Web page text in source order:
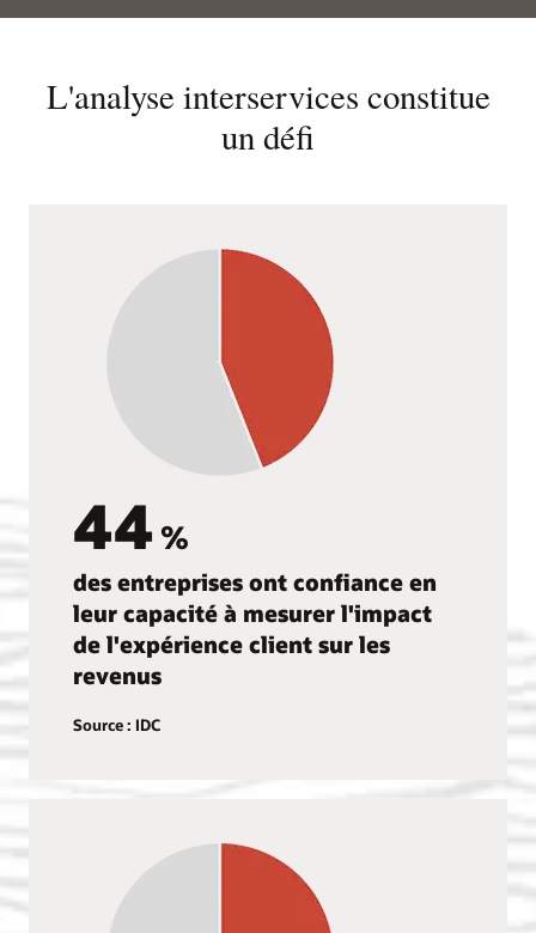
L'analyse interservices constitue
un défi
44 %
des entreprises ont confiance en
leur capacité à mesurer l'impact
de l'expérience client sur les
revenus
Source : IDC